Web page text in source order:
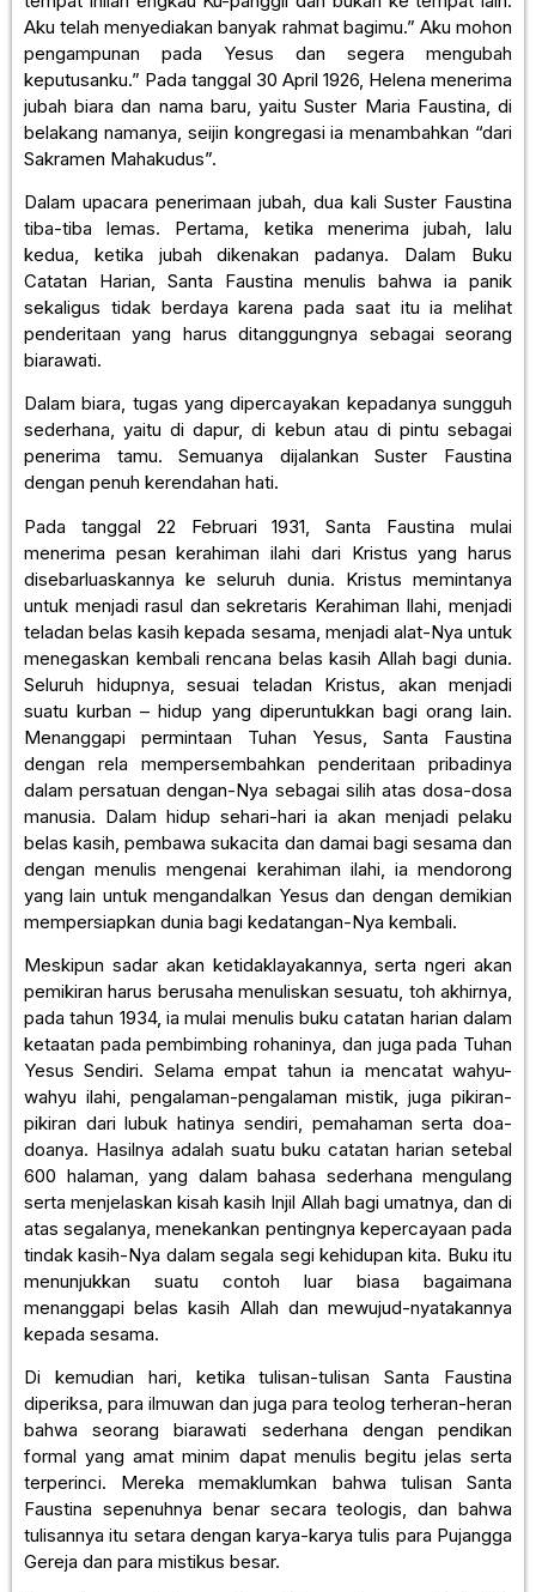
Aku telah menyediakan banyak rahmat bagimu.” Aku mohon
pengampunan pada Yesus dan segera mengubah
keputusanku.” Pada tanggal 30 April 1926, Helena menerima
jubah biara dan nama baru, yaitu Suster Maria Faustina, di
belakang namanya, seijin kongregasi ia menambahkan “dari
Sakramen Mahakudus”.
Dalam upacara penerimaan jubah, dua kali Suster Faustina
tiba-tiba lemas. Pertama, ketika menerima jubah, lalu
kedua, ketika jubah dikenakan padanya. Dalam Buku
Catatan Harian, Santa Faustina menulis bahwa ia panik
sekaligus tidak berdaya karena pada saat itu ia melihat
penderitaan yang harus ditanggungnya sebagai seorang
biarawati.
Dalam biara, tugas yang dipercayakan kepadanya sungguh
sederhana, yaitu di dapur, di kebun atau di pintu sebagai
penerima tamu. Semuanya dijalankan Suster Faustina
dengan penuh kerendahan hati.
Pada tanggal 22 Februari 1931, Santa Faustina mulai
menerima pesan kerahiman ilahi dari Kristus yang harus
disebarluaskannya ke seluruh dunia. Kristus memintanya
untuk menjadi rasul dan sekretaris Kerahiman Ilahi, menjadi
teladan belas kasih kepada sesama, menjadi alat-Nya untuk
menegaskan kembali rencana belas kasih Allah bagi dunia.
Seluruh hidupnya, sesuai teladan Kristus, akan menjadi
suatu kurban – hidup yang diperuntukkan bagi orang lain.
Menanggapi permintaan Tuhan Yesus, Santa Faustina
dengan rela mempersembahkan penderitaan pribadinya
dalam persatuan dengan-Nya sebagai silih atas dosa-dosa
manusia. Dalam hidup sehari-hari ia akan menjadi pelaku
belas kasih, pembawa sukacita dan damai bagi sesama dan
dengan menulis mengenai kerahiman ilahi, ia mendorong
yang lain untuk mengandalkan Yesus dan dengan demikian
mempersiapkan dunia bagi kedatangan-Nya kembali.
Meskipun sadar akan ketidaklayakannya, serta ngeri akan
pemikiran harus berusaha menuliskan sesuatu, toh akhirnya,
pada tahun 1934, ia mulai menulis buku catatan harian dalam
ketaatan pada pembimbing rohaninya, dan juga pada Tuhan
Yesus Sendiri. Selama empat tahun ia mencatat wahyu-
wahyu ilahi, pengalaman-pengalaman mistik, juga pikiran-
pikiran dari lubuk hatinya sendiri, pemahaman serta doa-
doanya. Hasilnya adalah suatu buku catatan harian setebal
600 halaman, yang dalam bahasa sederhana mengulang
serta menjelaskan kisah kasih Injil Allah bagi umatnya, dan di
atas segalanya, menekankan pentingnya kepercayaan pada
tindak kasih-Nya dalam segala segi kehidupan kita. Buku itu
menunjukkan suatu contoh luar biasa bagaimana
menanggapi belas kasih Allah dan mewujud-nyatakannya
kepada sesama.
Di kemudian hari, ketika tulisan-tulisan Santa Faustina
diperiksa, para ilmuwan dan juga para teolog terheran-heran
bahwa seorang biarawati sederhana dengan pendikan
formal yang amat minim dapat menulis begitu jelas serta
terperinci. Mereka memaklumkan bahwa tulisan Santa
Faustina sepenuhnya benar secara teologis, dan bahwa
tulisannya itu setara dengan karya-karya tulis para Pujangga
Gereja dan para mistikus besar.